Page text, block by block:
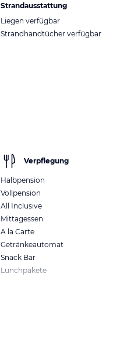
Strandausstattung
Liegen verfügbar
Strandhandtücher verfügbar
Verpflegung
Halbpension
Vollpension
All Inclusive
Mittagessen
A la Carte
Getränkeautomat
Snack Bar
Lunchpakete